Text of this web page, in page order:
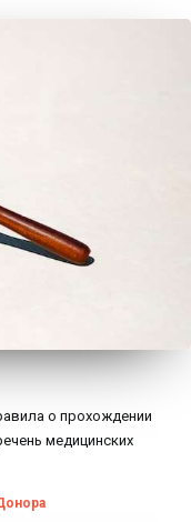
о прохождении
медицинских